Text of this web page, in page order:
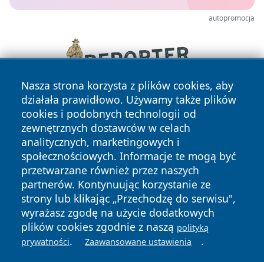
autopromocja
Nasza strona korzysta z plików cookies, aby
działała prawidłowo. Używamy także plików
cookies i podobnych technologii od
zewnętrznych dostawców w celach
analitycznych, marketingowych i
społecznościowych. Informacje te mogą być
przetwarzane również przez naszych
partnerów. Kontynuując korzystanie ze
strony lub klikając „Przechodzę do serwisu",
wyrażasz zgodę na użycie dodatkowych
plików cookies zgodnie z naszą polityką
prywatności. Zaawansowane ustawienia .
Copyright © 2026 faktyrzeszow.pl Wszystkie prawa
zastrzeżone.
News Autorzy
Polityka
Prywatności
Polityka
Cookies